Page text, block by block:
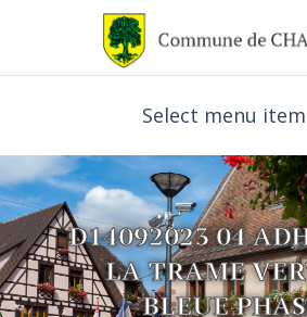
Select menu item
D14092023 04
LA TRAME
BLEUE